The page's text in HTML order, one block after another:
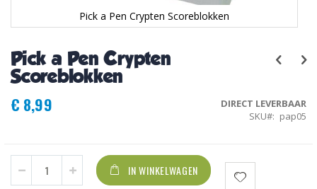
Pick a Pen Crypten
Scoreblokken
€ 8,99
DIRECT LEVERBAAR
SKU
pap05
IN WINKELWAGEN
Pick a Pen Crypten Scoreblokken
het
begin
van
de
afbeeldingen-